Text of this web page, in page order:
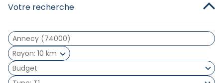
Votre recherche
Rayon 10 km